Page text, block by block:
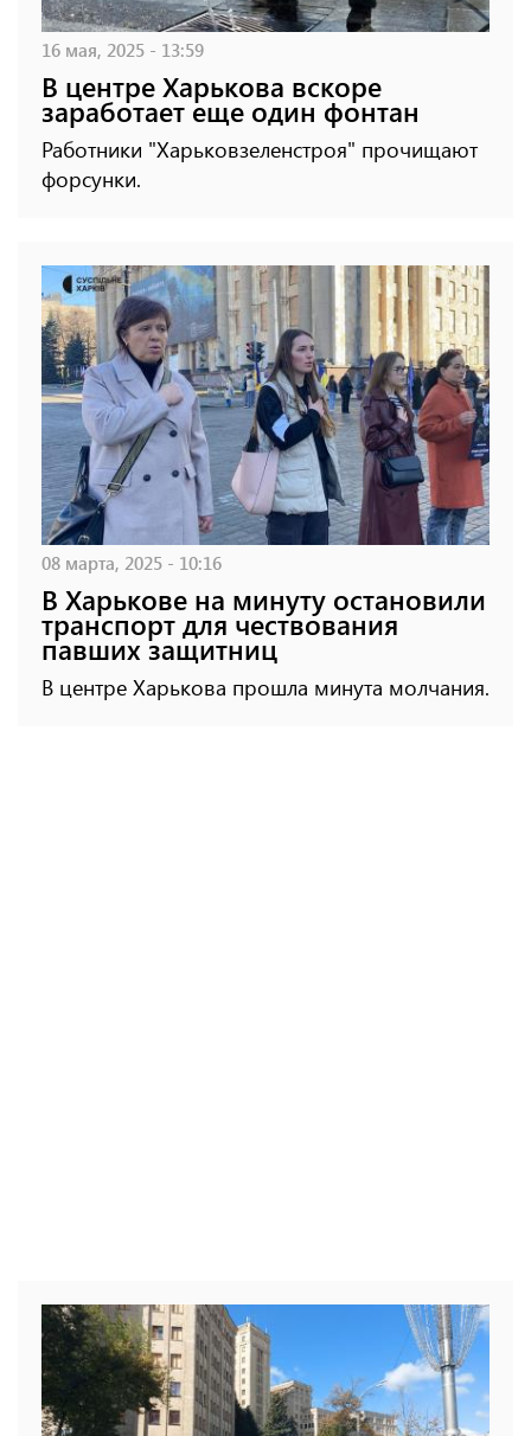
16 мая, 2025 - 13:59
В центре Харькова вскоре
заработает еще один фонтан
Работники "Харьковзеленстроя" прочищают
форсунки.
08 марта, 2025 - 10:16
В Харькове на минуту остановили
транспорт для чествования
павших защитниц
В центре Харькова прошла минута молчания.